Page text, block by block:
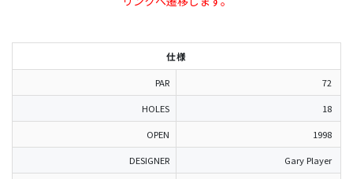
仕様
PAR 72
HOLES 18
OPEN 1998
DESIGNER Gary Player